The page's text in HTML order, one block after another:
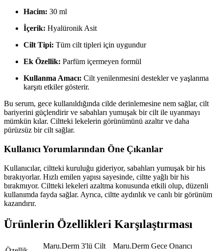
Hacim: 30 ml
İçerik: Hyalüronik Asit
Cilt Tipi: Tüm cilt tipleri için uygundur
Ek Özellik: Parfüm içermeyen formül
Kullanma Amacı: Cilt yenilenmesini destekler ve yaşlanma
karşıtı etkiler gösterir.
Bu serum, gece kullanıldığında cilde derinlemesine nem sağlar, cilt
bariyerini güçlendirir ve sabahları yumuşak bir cilt ile uyanmayı
mümkün kılar. Ciltteki lekelerin görünümünü azaltır ve daha
pürüzsüz bir cilt sağlar.
Kullanıcı Yorumlarından Öne Çıkanlar
Kullanıcılar, ciltteki kuruluğu gideriyor, sabahları yumuşak bir his
bırakıyorlar. Hızlı emilen yapısı sayesinde, ciltte yağlı bir his
bırakmıyor. Ciltteki lekeleri azaltma konusunda etkili olup, düzenli
kullanımda fayda sağlar. Ayrıca, ciltte aydınlık ve canlı bir görünüm
kazandırır.
Ürünlerin Özellikleri Karşılaştırması
Maru.Derm 3'lü Cilt
Maru.Derm Gece Onarıcı